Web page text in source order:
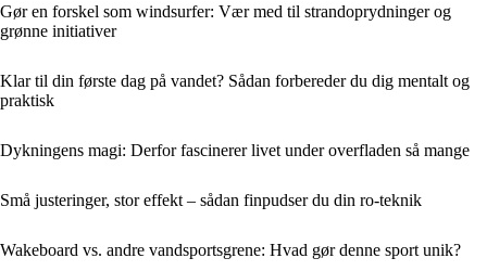
Gør en forskel som windsurfer: Vær med til strandoprydninger og
grønne initiativer
Klar til din første dag på vandet? Sådan forbereder du dig mentalt og
praktisk
Dykningens magi: Derfor fascinerer livet under overfladen så mange
Små justeringer, stor effekt – sådan finpudser du din ro-teknik
Wakeboard vs. andre vandsportsgrene: Hvad gør denne sport unik?